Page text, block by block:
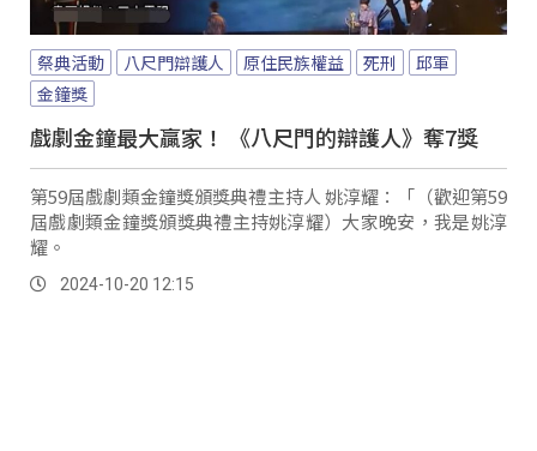
祭典活動 八尺門辯護人 原住民族權益 死刑
邱軍
金鐘獎
戲劇金鐘最大贏家！ 《八尺門的辯護人》奪7獎
第59屆戲劇類金鐘獎頒獎典禮主持人 姚淳耀：「（歡迎第59
屆戲劇類金鐘獎頒獎典禮主持姚淳耀）大家晚安，我是姚淳
耀。
2024-10-20 12:15